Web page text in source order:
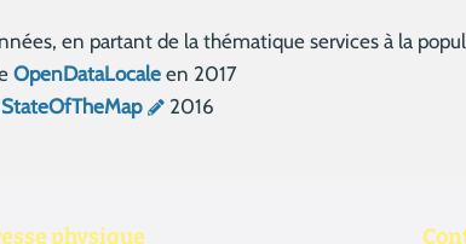
en partant de la thématique services à la
OpenDataLocale en 2017
StateOfTheMap 2016
physique